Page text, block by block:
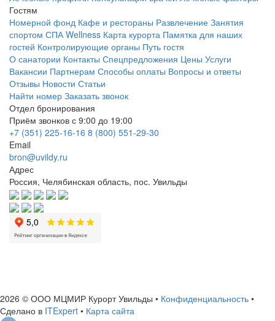
Гостям
Номерной фонд Кафе и рестораны Развлечение Занятия
спортом СПА Wellness Карта курорта Памятка для наших
гостей Контролирующие органы Путь гостя
О санатории Контакты Спецпредложения Цены Услуги
Вакансии Партнерам Способы оплаты Вопросы и ответы
Отзывы Новости Статьи
Найти номер Заказать звонок
Отдел бронирования
Приём звонков с 9:00 до 19:00
+7 (351) 225-16-16 8 (800) 551-29-30
Email
bron@uvildy.ru
Адрес
Россия, Челябинская область, пос. Увильды
2026 © ООО МЦМИР Курорт Увильды • Конфиденциальность •
Сделано в ITExpert • Карта сайта